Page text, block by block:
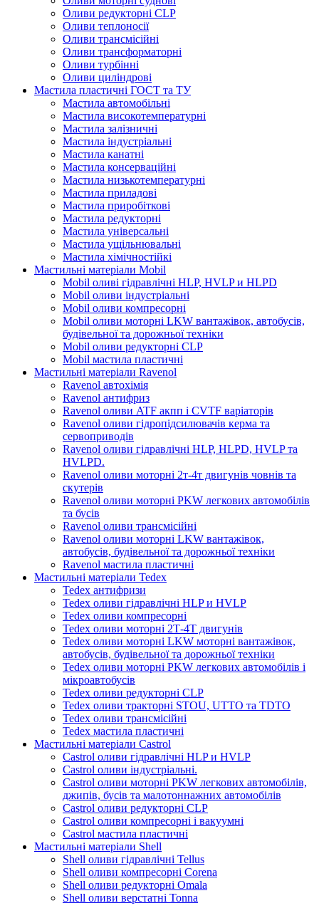
Оливи редукторні CLP
Оливи теплоносії
Оливи трансмісійні
Оливи трансформаторні
Оливи турбінні
Оливи циліндрові
Мастила пластичні ГОСТ та ТУ
Мастила автомобільні
Мастила високотемпературні
Мастила залізничні
Мастила індустріальні
Мастила канатні
Мастила консерваційні
Мастила низькотемпературні
Мастила приладові
Мастила приробіткові
Мастила редукторні
Мастила універсальні
Мастила ущільнювальні
Мастила хімічностійкі
Мастильні матеріали Mobil
Mobil оливі гідравлічні HLP, HVLP и HLPD
Mobil оливи індустріальні
Mobil оливи компресорні
Mobil оливи моторні LKW вантажівок, автобусів,
будівельної та дорожньої техніки
Mobil оливи редукторні CLP
Mobil мастила пластичні
Мастильні матеріали Ravenol
Ravenol автохімія
Ravenol антифриз
Ravenol оливи ATF акпп і CVTF варіаторів
Ravenol оливи гідропідсилювачів керма та
сервоприводів
Ravenol оливи гідравлічні HLP, HLPD, HVLP та
HVLPD.
Ravenol оливи моторні 2т-4т двигунів човнів та
скутерів
Ravenol оливи моторні PKW легкових автомобілів
та бусів
Ravenol оливи трансмісійні
Ravenol оливи моторні LKW вантажівок,
автобусів, будівельної та дорожньої техніки
Ravenol мастила пластичні
Мастильні матеріали Tedex
Tedex антифризи
Tedex оливи гідравлічні HLP и HVLP
Tedex оливи компресорні
Tedex оливи моторні 2Т-4Т двигунів
Tedex оливи моторні LKW моторні вантажівок,
автобусів, будівельної та дорожньої техніки
Tedex оливи моторні PKW легкових автомобілів і
мікроавтобусів
Tedex оливи редукторні CLP
Tedex оливи тракторні STOU, UTTO та TDTO
Tedex оливи трансмісійні
Tedex мастила пластичні
Мастильні матеріали Castrol
Castrol оливи гідравлічні HLP и HVLP
Castrol оливи індустріальні.
Castrol оливи моторні PKW легкових автомобілів,
джипів, бусів та малотоннажних автомобілів
Castrol оливи редукторні CLP
Castrol оливи компресорні і вакуумні
Castrol мастила пластичні
Мастильні матеріали Shell
Shell оливи гідравлічні Tellus
Shell оливи компресорні Corena
Shell оливи редукторні Omala
Shell оливи верстатні Tonna